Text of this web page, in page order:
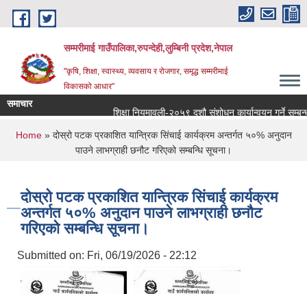
Skip to main content
सम्मरीमाई गाउँपालिका,रुपन्देही,लुम्बिनी प्रदेश,नेपाल
"कृषि, शिक्षा, स्वास्थ्य, व्यवसाय र रोजगार, समृद्ध सम्मरीमाई
विकासको आधार"
समाचार
शिक्षा नियमावली-२०५९ दशौ संशोधन कार्यान्वयन गर्ने सम्बन्धमा
You are here
Home» दोस्रो पटक प्रकाशित यान्त्रिक सिंचाई कार्यक्रम अन्तर्गत ५०% अनुदान
पाउने लाभग्राही छनौट गरिएको सम्बन्धि सूचना।
दोस्रो पटक प्रकाशित यान्त्रिक सिंचाई कार्यक्रम
अन्तर्गत ५०% अनुदान पाउने लाभग्राही छनौट
गरिएको सम्बन्धि सूचना।
Submitted on: Fri, 06/19/2026 - 22:12